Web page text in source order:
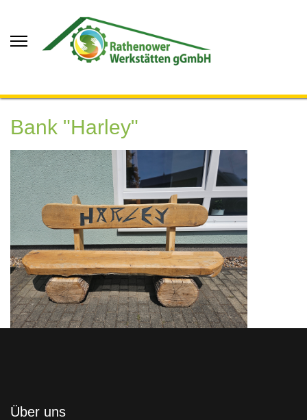
Bank "Harley"
Über uns